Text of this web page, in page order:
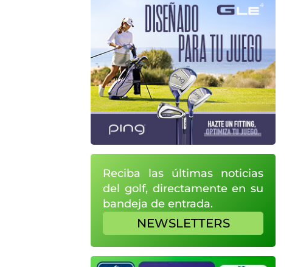
Reciba las últimas noticias
del golf, directamente en su
bandeja de entrada.
NEWSLETTERS